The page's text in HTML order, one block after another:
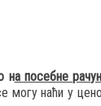
на посебне
могу наћи у